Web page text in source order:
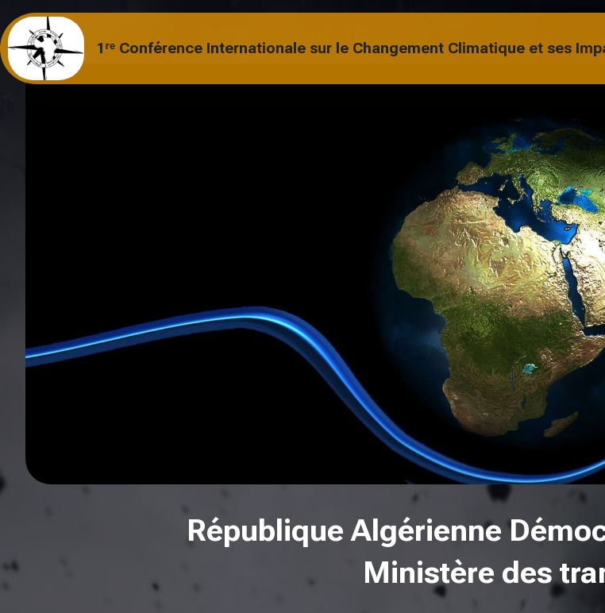
1ʳᵉ Conférence Internationale sur le Changement Climatique et ses
République Algérienne
Ministère des